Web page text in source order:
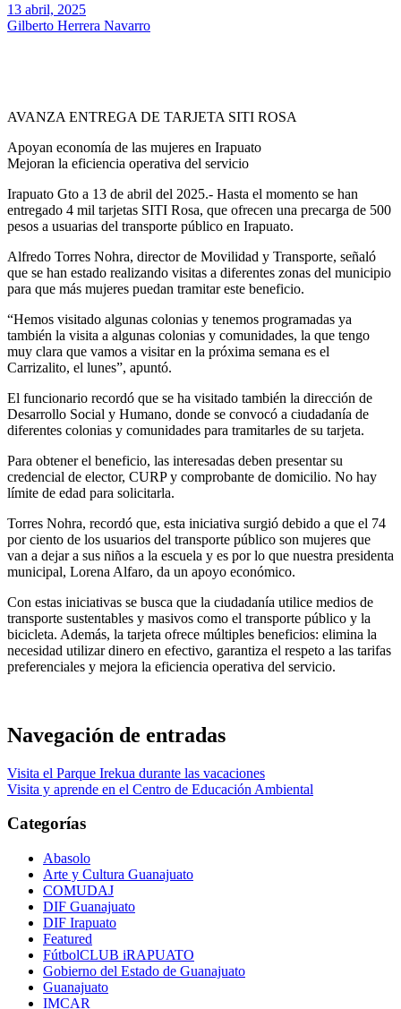
13 abril, 2025
Gilberto Herrera Navarro
AVANZA ENTREGA DE TARJETA SITI ROSA
Apoyan economía de las mujeres en Irapuato
Mejoran la eficiencia operativa del servicio
Irapuato Gto a 13 de abril del 2025.- Hasta el momento se han
entregado 4 mil tarjetas SITI Rosa, que ofrecen una precarga de 500
pesos a usuarias del transporte público en Irapuato.
Alfredo Torres Nohra, director de Movilidad y Transporte, señaló
que se han estado realizando visitas a diferentes zonas del municipio
para que más mujeres puedan tramitar este beneficio.
“Hemos visitado algunas colonias y tenemos programadas ya
también la visita a algunas colonias y comunidades, la que tengo
muy clara que vamos a visitar en la próxima semana es el
Carrizalito, el lunes”, apuntó.
El funcionario recordó que se ha visitado también la dirección de
Desarrollo Social y Humano, donde se convocó a ciudadanía de
diferentes colonias y comunidades para tramitarles de su tarjeta.
Para obtener el beneficio, las interesadas deben presentar su
credencial de elector, CURP y comprobante de domicilio. No hay
límite de edad para solicitarla.
Torres Nohra, recordó que, esta iniciativa surgió debido a que el 74
por ciento de los usuarios del transporte público son mujeres que
van a dejar a sus niños a la escuela y es por lo que nuestra presidenta
municipal, Lorena Alfaro, da un apoyo económico.
Con estas iniciativas se busca que la ciudadanía utilice medios de
transporte sustentables y masivos como el transporte público y la
bicicleta. Además, la tarjeta ofrece múltiples beneficios: elimina la
necesidad utilizar dinero en efectivo, garantiza el respeto a las tarifas
preferenciales y mejora la eficiencia operativa del servicio.
Navegación de entradas
Visita el Parque Irekua durante las vacaciones
Visita y aprende en el Centro de Educación Ambiental
Categorías
Abasolo
Arte y Cultura Guanajuato
COMUDAJ
DIF Guanajuato
DIF Irapuato
Featured
FútbolCLUB iRAPUATO
Gobierno del Estado de Guanajuato
Guanajuato
IMCAR